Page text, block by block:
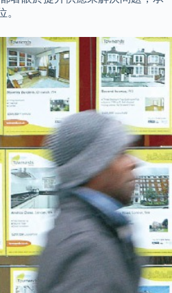
。